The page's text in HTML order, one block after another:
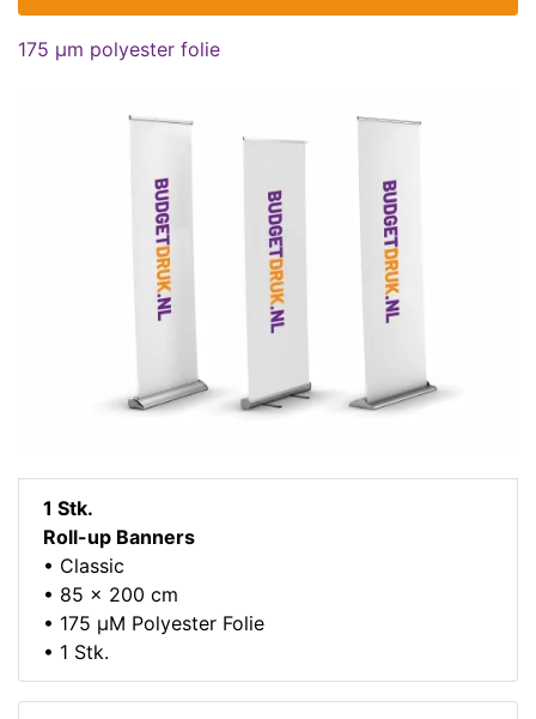
175 µm polyester folie
1 Stk.
Roll-up Banners
• Classic
• 85 x 200 cm
• 175 µM Polyester Folie
• 1 Stk.